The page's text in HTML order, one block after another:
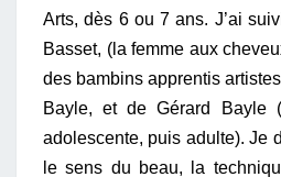
Arts, dès 6 ou 7 ans. J’ai
Basset, (la femme aux
des bambins apprentis
Bayle, et de Gérard Bayle
adolescente, puis adulte). Je
le sens du beau, la